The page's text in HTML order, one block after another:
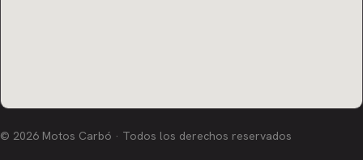
© 2026 Motos Carbó · Todos los derechos reservados